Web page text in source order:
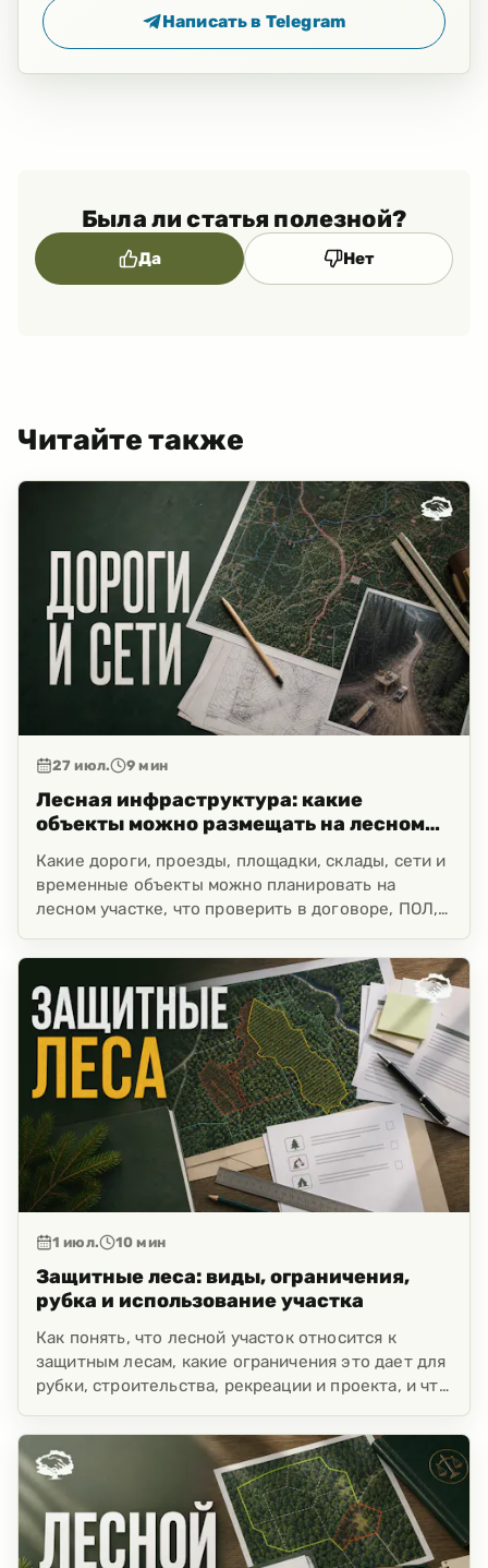
Написать в Telegram
Была ли статья полезной?
Да Нет
Читайте также
27 июл. 9 мин
Лесная инфраструктура: какие
объекты можно размещать на лесном
Какие дороги, проезды, площадки, склады, сети и
временные объекты можно планировать на
лесном участке, что проверить в договоре, ПОЛ,
1 июл. 10 мин
Защитные леса: виды, ограничения,
рубка и использование участка
Как понять, что лесной участок относится к
защитным лесам, какие ограничения это дает для
рубки, строительства, рекреации и проекта, и что